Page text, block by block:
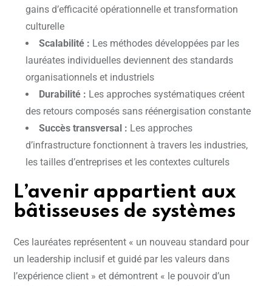
gains d’efficacité opérationnelle et transformation
culturelle
Scalabilité : Les méthodes développées par les
lauréates individuelles deviennent des standards
organisationnels et industriels
Durabilité : Les approches systématiques créent
des retours composés sans réénergisation constante
Succès transversal : Les approches
d’infrastructure fonctionnent à travers les industries,
les tailles d’entreprises et les contextes culturels
L’avenir appartient aux
bâtisseuses de systèmes
Ces lauréates représentent « un nouveau standard pour
un leadership inclusif et guidé par les valeurs dans
l’expérience client » et démontrent « le pouvoir d’un